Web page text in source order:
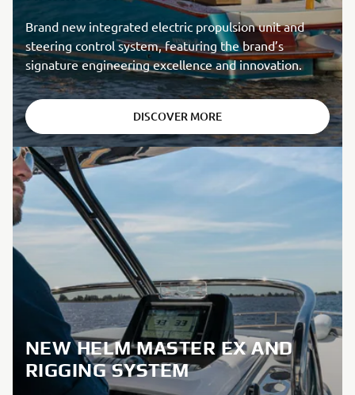
Brand new integrated electric propulsion unit and
steering control system, featuring the brand’s
signature engineering excellence and innovation.
DISCOVER MORE
NEW HELM MASTER EX AND
RIGGING SYSTEM